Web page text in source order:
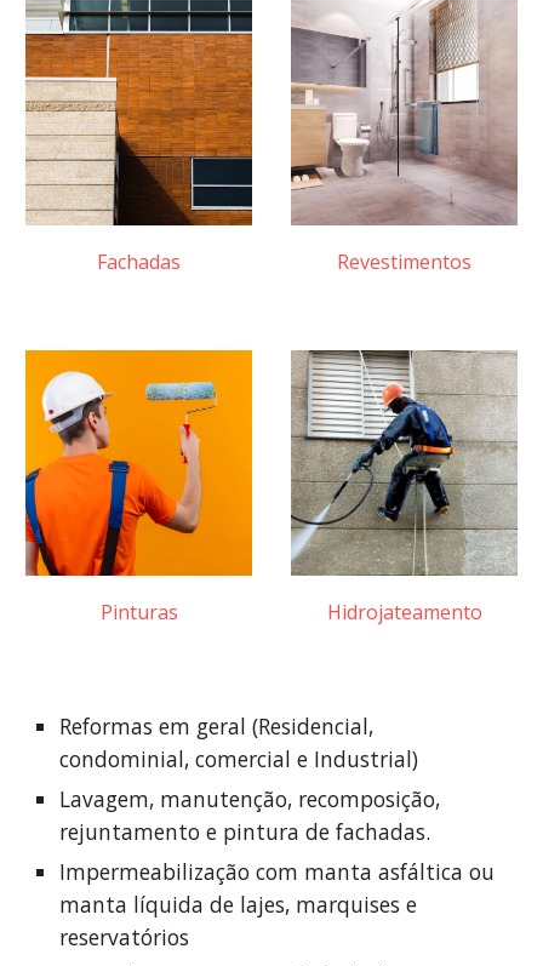
Fachadas Revestimentos
Pinturas Hidrojateamento
Reformas em geral (Residencial,
condominial, comercial e Industrial)
Lavagem, manutenção, recomposição,
rejuntamento e pintura de fachadas.
Impermeabilização com manta asfáltica ou
manta líquida de lajes, marquises e
reservatórios